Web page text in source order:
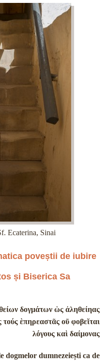
Ecaterina, Sinai
poveștii de iubire
și Biserica Sa
δογμάτων ὡς ἀληθείηας
ὲπηρεαστᾶς οῦ φοβεῐται
λόγους καὶ δαίμονας
dogmelor dumnezeiești ca de